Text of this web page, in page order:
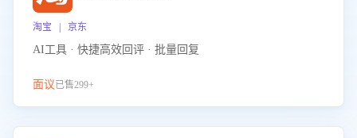
淘宝 | 京东
AI工具 · 快捷高效回评 · 批量回复
面议已售299+